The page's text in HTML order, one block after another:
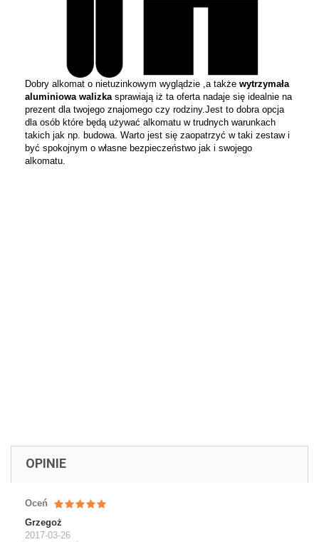
Dobry alkomat o nietuzinkowym wyglądzie ,a także wytrzymała
aluminiowa walizkasprawiają iż ta oferta nadaje się idealnie na
prezent dla twojego znajomego czy rodziny.Jest to dobra opcja
dla osób które będą używać alkomatu w trudnych warunkach
takich jak np. budowa. Warto jest się zaopatrzyć w taki zestaw i
być spokojnym o własne bezpieczeństwo jak i swojego
alkomatu.
OPINIE
Oceń
Grzegoż
2017-03-26